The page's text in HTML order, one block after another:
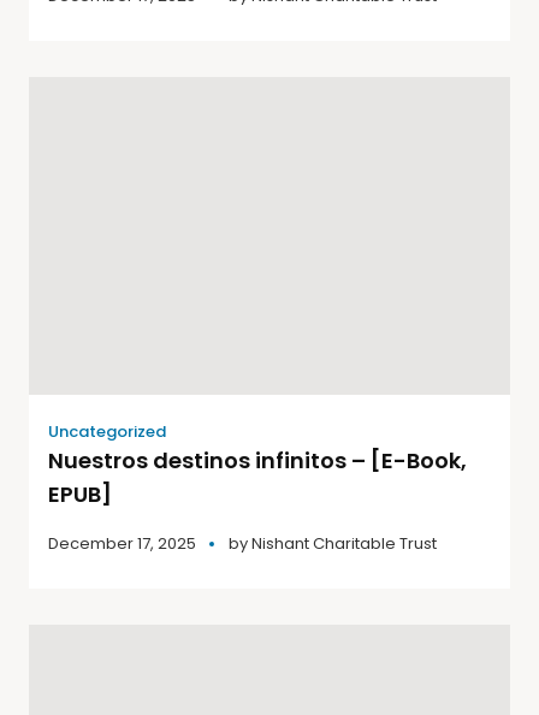
Uncategorized
Nuestros destinos infinitos – [E-Book,
EPUB]
December 17, 2025 byNishant Charitable Trust